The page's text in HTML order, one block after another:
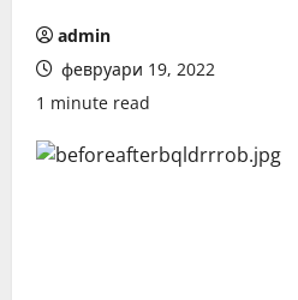
admin
февруари 19, 2022
1 minute read